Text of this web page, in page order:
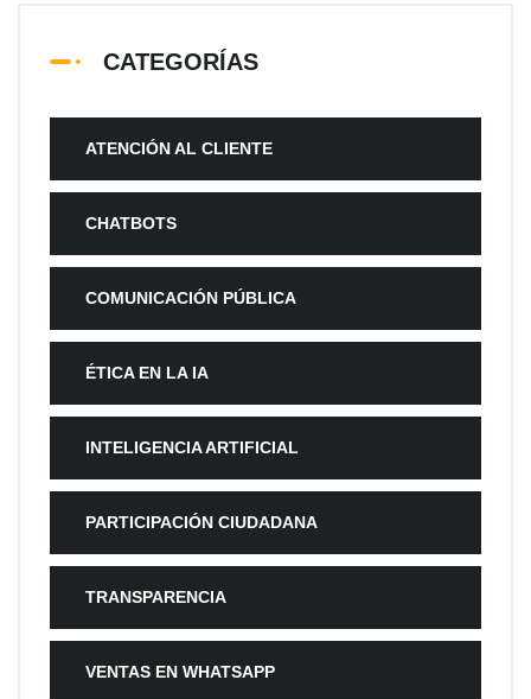
CATEGORÍAS
ATENCIÓN AL CLIENTE
CHATBOTS
COMUNICACIÓN PÚBLICA
ÉTICA EN LA IA
INTELIGENCIA ARTIFICIAL
PARTICIPACIÓN CIUDADANA
TRANSPARENCIA
VENTAS EN WHATSAPP